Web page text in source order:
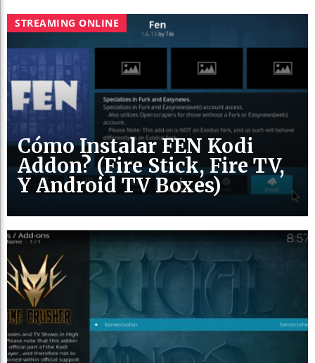
STREAMING ONLINE
Cómo Instalar FEN Kodi
Addon? (Fire Stick, Fire TV,
Y Android TV Boxes)